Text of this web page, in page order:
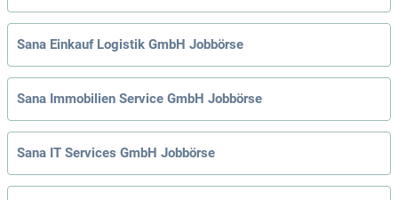
Sana Einkauf Logistik GmbH Jobbörse
Sana Immobilien Service GmbH Jobbörse
Sana IT Services GmbH Jobbörse